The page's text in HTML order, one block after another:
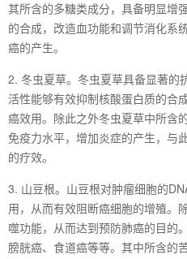
其所含的多糖类成分，具备明显增
的合成，改造血功能和调节消化系
癌的产生。
2. 冬虫夏草。冬虫夏草具备显著的
活性能够有效抑制核酸蛋白质的合
癌效用。除此之外冬虫夏草中所含
免疫力水平，增加炎症的产生，与
的疗效。
3. 山豆根。山豆根对肿瘤细胞的
用，从而有效阻断癌细胞的增殖。
噬功能，从而达到预防肺癌的目的
膀胱癌、食道癌等等。其中所含的